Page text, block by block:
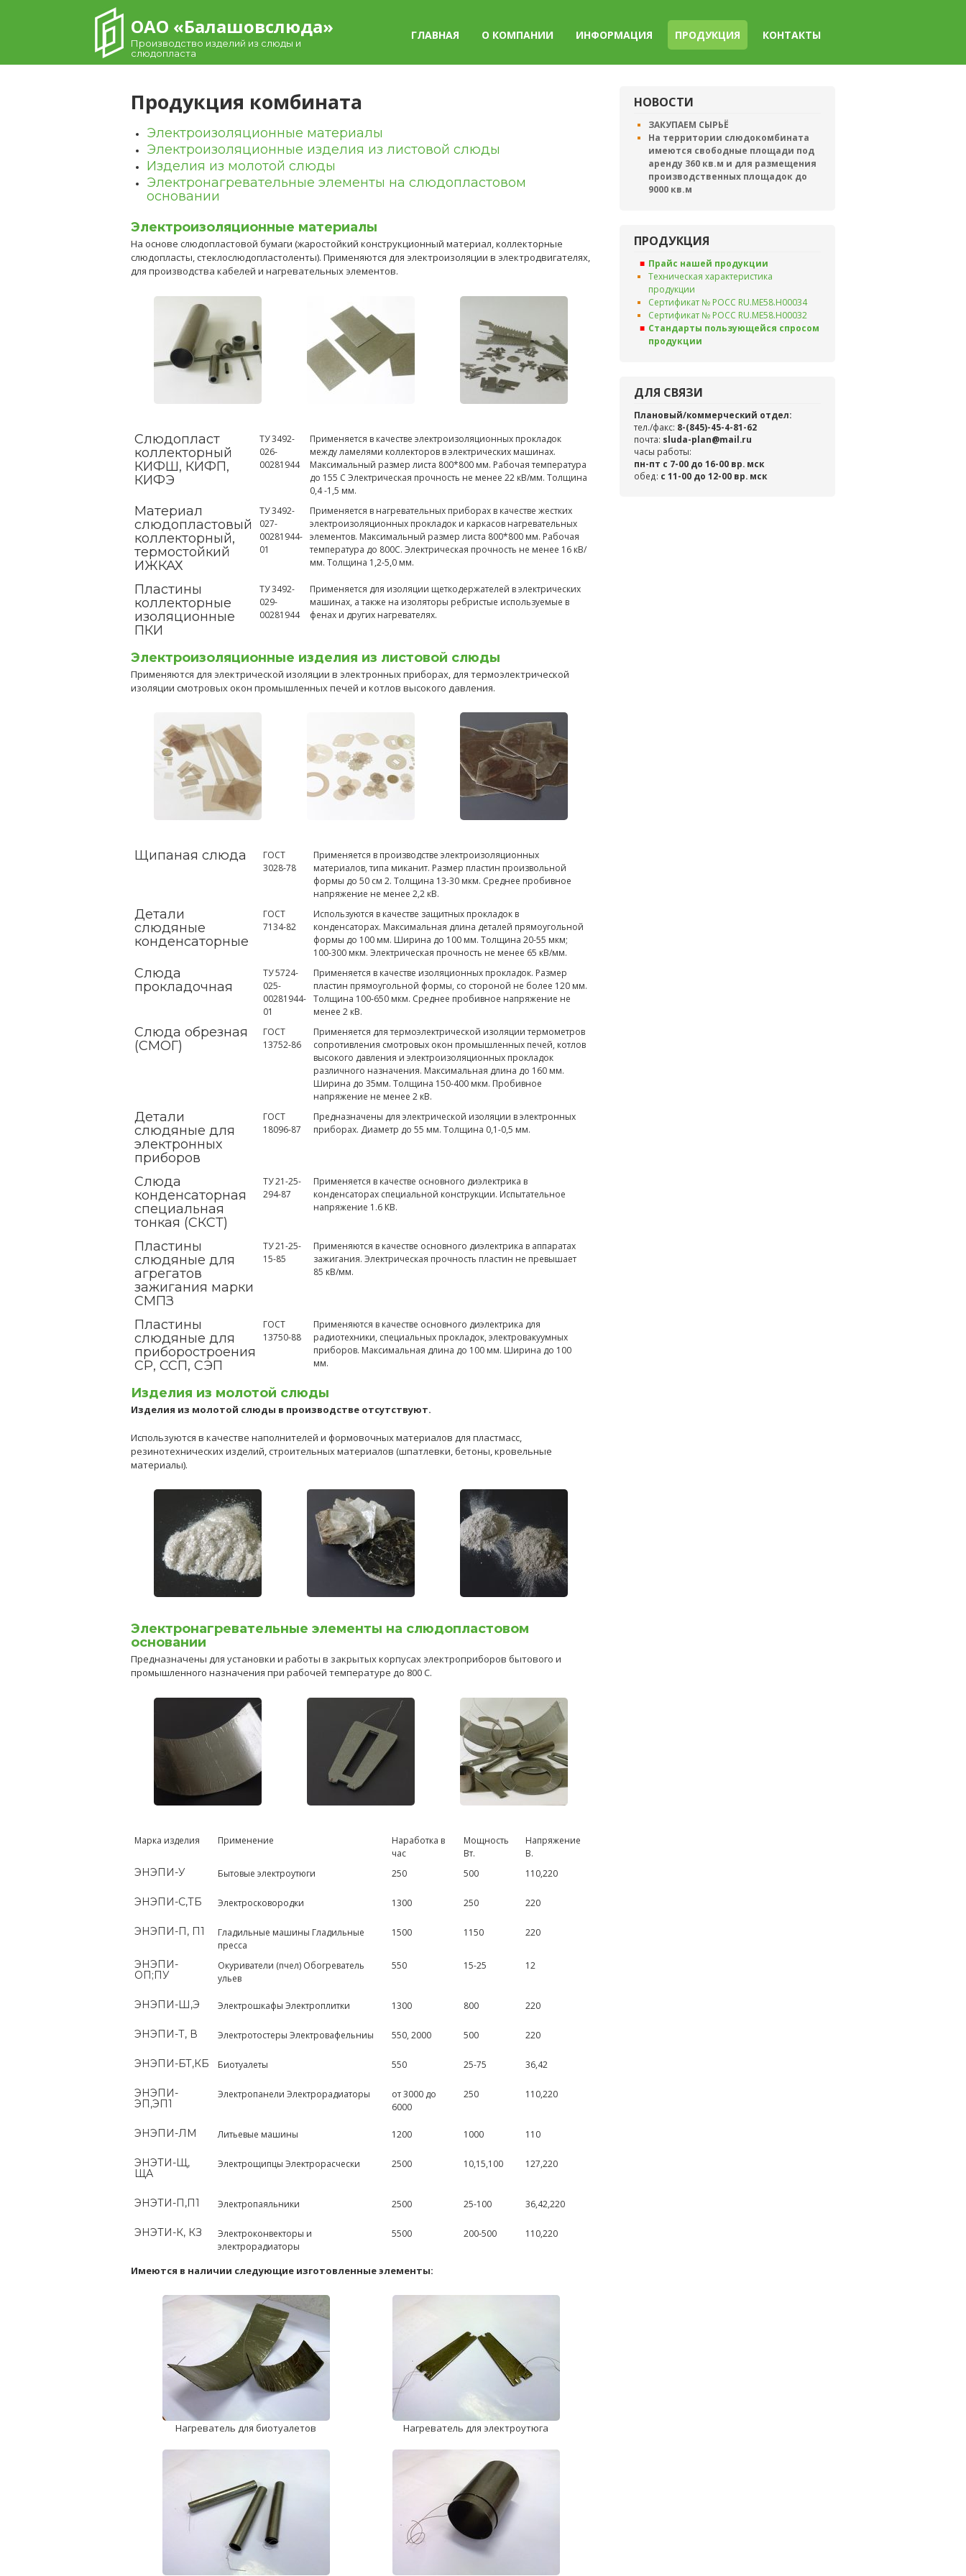
ОАО «Балашовcлюда»
Производство изделий из слюды и
слюдопласта
ГЛАВНАЯ О КОМПАНИИ ИНФОРМАЦИЯ ПРОДУКЦИЯ КОНТАКТЫ
Продукция комбината
Электроизоляционные материалы
Электроизоляционные изделия из листовой слюды
Изделия из молотой слюды
Электронагревательные элементы на слюдопластовом
основании
Электроизоляционные материалы
На основе слюдопластовой бумаги (жаростойкий конструкционный материал, коллекторные
слюдопласты, стеклослюдопластоленты). Применяются для электроизоляции в электродвигателях,
для производства кабелей и нагревательных элементов.
Слюдопласт
коллекторный
КИФШ, КИФП,
КИФЭ
ТУ 3492-
026-
00281944
Применяется в качестве электроизоляционных прокладок
между ламелями коллекторов в электрических машинах.
Максимальный размер листа 800*800 мм. Рабочая температура
до 155 С Электрическая прочность не менее 22 кВ/мм. Толщина
0,4 -1,5 мм.
Материал
слюдопластовый
коллекторный,
термостойкий
ИЖКАХ
ТУ 3492-
027-
00281944-
01
Применяется в нагревательных приборах в качестве жестких
электроизоляционных прокладок и каркасов нагревательных
элементов. Максимальный размер листа 800*800 мм. Рабочая
температура до 800С. Электрическая прочность не менее 16 кВ/
мм. Толщина 1,2-5,0 мм.
Пластины
коллекторные
изоляционные
ПКИ
ТУ 3492-
029-
00281944
Применяется для изоляции щеткодержателей в электрических
машинах, а также на изоляторы ребристые используемые в
фенах и других нагревателях.
Электроизоляционные изделия из листовой слюды
Применяются для электрической изоляции в электронных приборах, для термоэлектрической
изоляции смотровых окон промышленных печей и котлов высокого давления.
Щипаная слюда
ГОСТ
3028-78
Применяется в производстве электроизоляционных
материалов, типа миканит. Размер пластин произвольной
формы до 50 см 2. Толщина 13-30 мкм. Среднее пробивное
напряжение не менее 2,2 кВ.
Детали
слюдяные
конденсаторные
ГОСТ
7134-82
Используются в качестве защитных прокладок в
конденсаторах. Максимальная длина деталей прямоугольной
формы до 100 мм. Ширина до 100 мм. Толщина 20-55 мкм;
100-300 мкм. Электрическая прочность не менее 65 кВ/мм.
Слюда
прокладочная
ТУ 5724-
025-
00281944-
01
Применяется в качестве изоляционных прокладок. Размер
пластин прямоугольной формы, со стороной не более 120 мм.
Толщина 100-650 мкм. Среднее пробивное напряжение не
менее 2 кВ.
Слюда обрезная
(СМОГ)
ГОСТ
13752-86
Применяется для термоэлектрической изоляции термометров
сопротивления смотровых окон промышленных печей, котлов
высокого давления и электроизоляционных прокладок
различного назначения. Максимальная длина до 160 мм.
Ширина до 35мм. Толщина 150-400 мкм. Пробивное
напряжение не менее 2 кВ.
Детали
слюдяные для
электронных
приборов
ГОСТ
18096-87
Предназначены для электрической изоляции в электронных
приборах. Диаметр до 55 мм. Толщина 0,1-0,5 мм.
Слюда
конденсаторная
специальная
тонкая (СКСТ)
ТУ 21-25-
294-87
Применяется в качестве основного диэлектрика в
конденсаторах специальной конструкции. Испытательное
напряжение 1.6 КВ.
Пластины
слюдяные для
агрегатов
зажигания марки
СМПЗ
ТУ 21-25-
15-85
Применяются в качестве основного диэлектрика в аппаратах
зажигания. Электрическая прочность пластин не превышает
85 кВ/мм.
Пластины
слюдяные для
приборостроения
СР, ССП, СЭП
ГОСТ
13750-88
Применяются в качестве основного диэлектрика для
радиотехники, специальных прокладок, электровакуумных
приборов. Максимальная длина до 100 мм. Ширина до 100
мм.
Изделия из молотой слюды
Изделия из молотой слюды в производстве отсутствуют.
Используются в качестве наполнителей и формовочных материалов для пластмасс,
резинотехнических изделий, строительных материалов (шпатлевки, бетоны, кровельные
материалы).
Электронагревательные элементы на слюдопластовом
основании
Предназначены для установки и работы в закрытых корпусах электроприборов бытового и
промышленного назначения при рабочей температуре до 800 С.
Марка изделия Применение
Наработка в
час
Мощность
Вт.
Напряжение
В.
ЭНЭПИ-У Бытовые электроутюги 250 500 110,220
ЭНЭПИ-С,ТБ Электросковородки 1300 250 220
ЭНЭПИ-П, П1
Гладильные машины Гладильные
пресса
1500 1150 220
ЭНЭПИ-
ОП;ПУ
Окуриватели (пчел) Обогреватель
ульев
550 15-25 12
ЭНЭПИ-Ш,Э Электрошкафы Электроплитки 1300 800 220
ЭНЭПИ-Т, В Электротостеры Электровафельниы 550, 2000 500 220
ЭНЭПИ-БТ,КБ Биотуалеты 550 25-75 36,42
ЭНЭПИ-
ЭП,ЭП1
Электропанели Электрорадиаторы
от 3000 до
6000
250 110,220
ЭНЭПИ-ЛМ Литьевые машины 1200 1000 110
ЭНЭТИ-Щ,
ЩА
Электрощипцы Электрорасчески 2500 10,15,100 127,220
ЭНЭТИ-П,П1 Электропаяльники 2500 25-100 36,42,220
ЭНЭТИ-К, КЗ
Электроконвекторы и
электрорадиаторы
5500 200-500 110,220
Имеются в наличии следующие изготовленные элементы:
Нагреватель для биотуалетов Нагреватель для электроутюга
НОВОСТИ
ЗАКУПАЕМ СЫРЬЁ
На территории слюдокомбината
имеются свободные площади под
аренду 360 кв.м и для размещения
производственных площадок до
9000 кв.м
ПРОДУКЦИЯ
Прайс нашей продукции
Техническая характеристика
продукции
Сертификат № РОСС RU.ME58.H00034
Сертификат № РОСС RU.ME58.H00032
Стандарты пользующейся спросом
продукции
ДЛЯ СВЯЗИ
Плановый/коммерческий отдел:
тел./факс: 8-(845)-45-4-81-62
почта: sluda-plan@mail.ru
часы работы:
пн-пт с 7-00 до 16-00 вр. мск
обед: c 11-00 до 12-00 вр. мск